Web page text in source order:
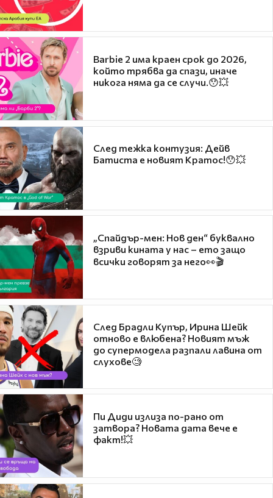
Barbie 2 има краен срок до 2026,
който трябва да спази, иначе
никога няма да се случи.😯💥
След тежка контузия: Дейв
Батиста е новият Кратос!😯💥
„Спайдър-мен: Нов ден“ буквално
взриви кината у нас – ето защо
всички говорят за него👀🎬
След Брадли Купър, Ирина Шейк
отново е влюбена? Новият мъж
до супермодела разпали лавина от
слухове🧐
Пи Диди излиза по-рано от
затвора? Новата дата вече е
факт!💥